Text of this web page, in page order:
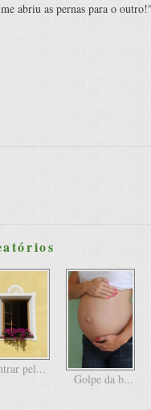
abriu as pernas para o outro!"
pel...
Golpe da b...